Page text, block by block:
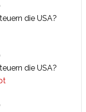
die USA?
die USA?